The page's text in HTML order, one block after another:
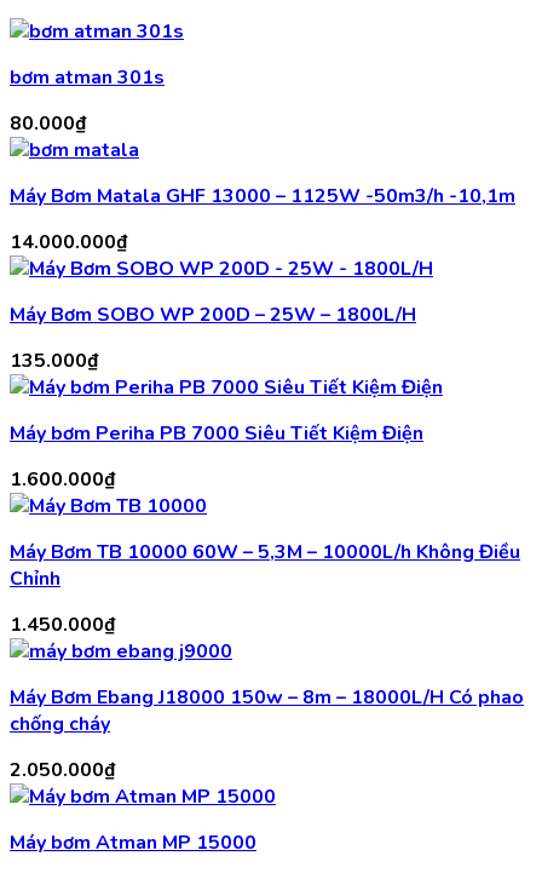
bơm atman 301s
80.000₫
Máy Bơm Matala GHF 13000 – 1125W -50m3/h -10,1m
14.000.000₫
Máy Bơm SOBO WP 200D – 25W – 1800L/H
135.000₫
Máy bơm Periha PB 7000 Siêu Tiết Kiệm Điện
1.600.000₫
Máy Bơm TB 10000 60W – 5,3M – 10000L/h Không Điều
Chỉnh
1.450.000₫
Máy Bơm Ebang J18000 150w – 8m – 18000L/H Có phao
chống cháy
2.050.000₫
Máy bơm Atman MP 15000